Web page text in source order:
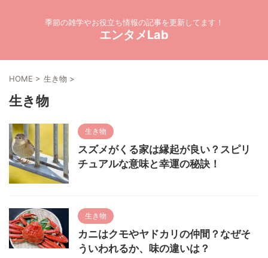
季節の雑学やお役立ち情報の記事を更新してます！
エンタメLab
HOME > 生き物 >
生き物
生き物
スズメがくる家は縁起が良い？スピリ
チュアルな意味と幸運の秘訣！
生き物
カニはクモやヤドカリの仲間？なぜそ
ういわれるか、味の違いは？